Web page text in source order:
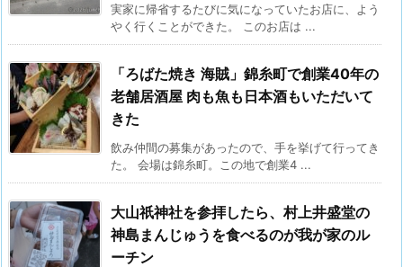
実家に帰省するたびに気になっていたお店に、よう
やく行くことができた。 このお店は ...
「ろばた焼き 海賊」錦糸町で創業40年の
老舗居酒屋 肉も魚も日本酒もいただいて
きた
飲み仲間の募集があったので、手を挙げて行ってき
た。 会場は錦糸町。この地で創業4 ...
大山祇神社を参拝したら、村上井盛堂の
神島まんじゅうを食べるのが我が家のル
ーチン